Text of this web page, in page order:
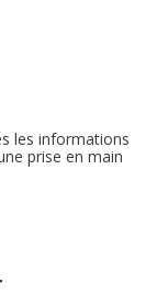
les informations
prise en main